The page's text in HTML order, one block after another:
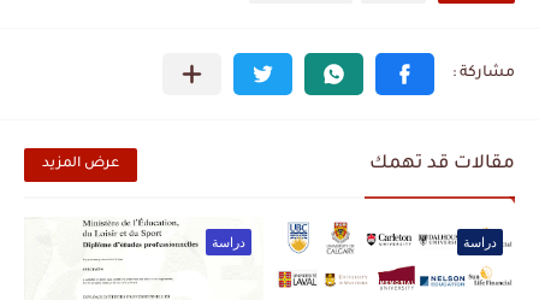
مقالات قد تهمك عرض المزيد
دراسة دراسة